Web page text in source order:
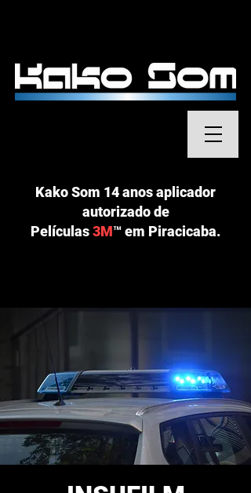
Kako Som 14 anos aplicador
autorizado de
Películas3M™ em Piracicaba.